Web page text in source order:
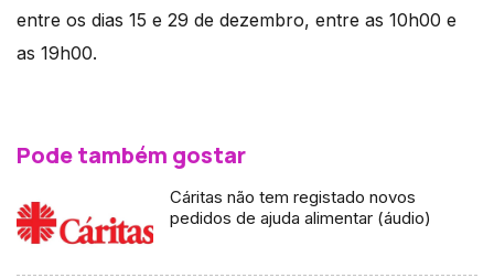
entre os dias 15 e 29 de dezembro, entre as 10h00 e
as 19h00.
Pode também gostar
Cáritas não tem registado novos
pedidos de ajuda alimentar (áudio)